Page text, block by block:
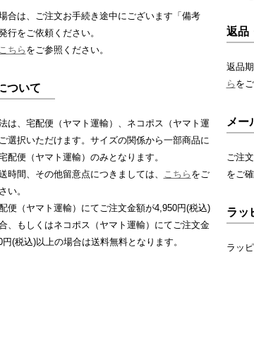
合は、ご注文お手続き途中にございます「備考
行をご依頼ください。
こちら をご参照ください。
ついて
は、宅配便（ヤマト運輸）、ネコポス（ヤマト運
選択いただけます。サイズの関係から一部商品に
配便（ヤマト運輸）のみとなります。
時間、その他留意点につきましては、 こちら をご
い。
便（ヤマト運輸）にてご注文金額が4,950円(税込)
、もしくはネコポス（ヤマト運輸）にてご注文金
(税込)以上の場合は送料無料となります。
返品
返品
ら を
メー
ご注
をご
ラッ
ラッ